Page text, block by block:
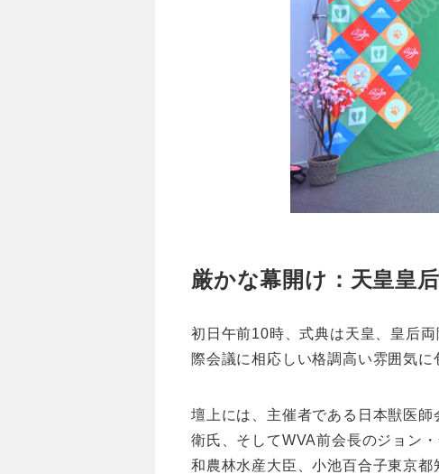
厳かな幕開け：天皇皇
初日午前10時、式典は天皇、皇后
際会議に相応しい格調高い雰囲気
壇上には、主催者である日本獣医
衛氏、そしてWVA前会長のジョン
和農林水産大臣、小池百合子東京